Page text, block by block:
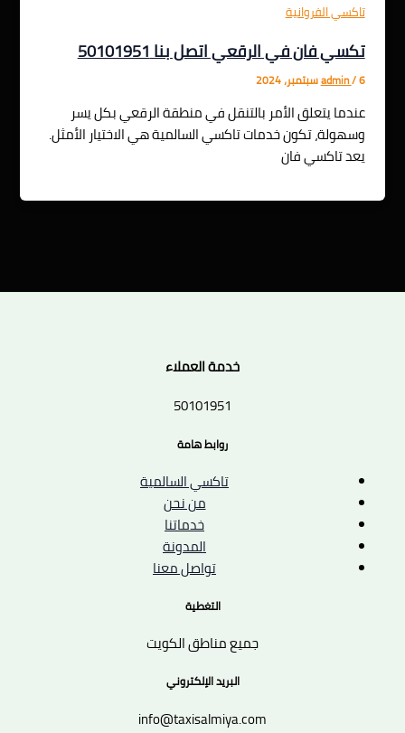
تاكسي الفروانية
تكسي فان في الرقعي اتصل بنا 50101951
admin/6 سبتمبر، 2024
عندما يتعلق الأمر بالتنقل في منطقة الرقعي بكل يسر
وسهولة، تكون خدمات تاكسي السالمية هي الاختيار الأمثل.
يعد تاكسي فان
خدمة العملاء
50101951
روابط هامة
تاكسي السالمية
من نحن
خدماتنا
المدونة
تواصل معنا
التغطية
جميع مناطق الكويت
البريد الإلكتروني
info@taxisalmiya.com